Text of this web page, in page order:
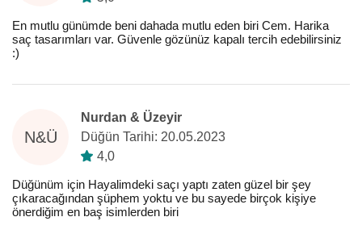
En mutlu günümde beni dahada mutlu eden biri Cem. Harika
saç tasarımları var. Güvenle gözünüz kapalı tercih edebilirsiniz
:)
N&Ü
Nurdan & Üzeyir
Düğün Tarihi: 20.05.2023
4,0
Düğünüm için Hayalimdeki saçı yaptı zaten güzel bir şey
çıkaracağından şüphem yoktu ve bu sayede birçok kişiye
önerdiğim en baş isimlerden biri